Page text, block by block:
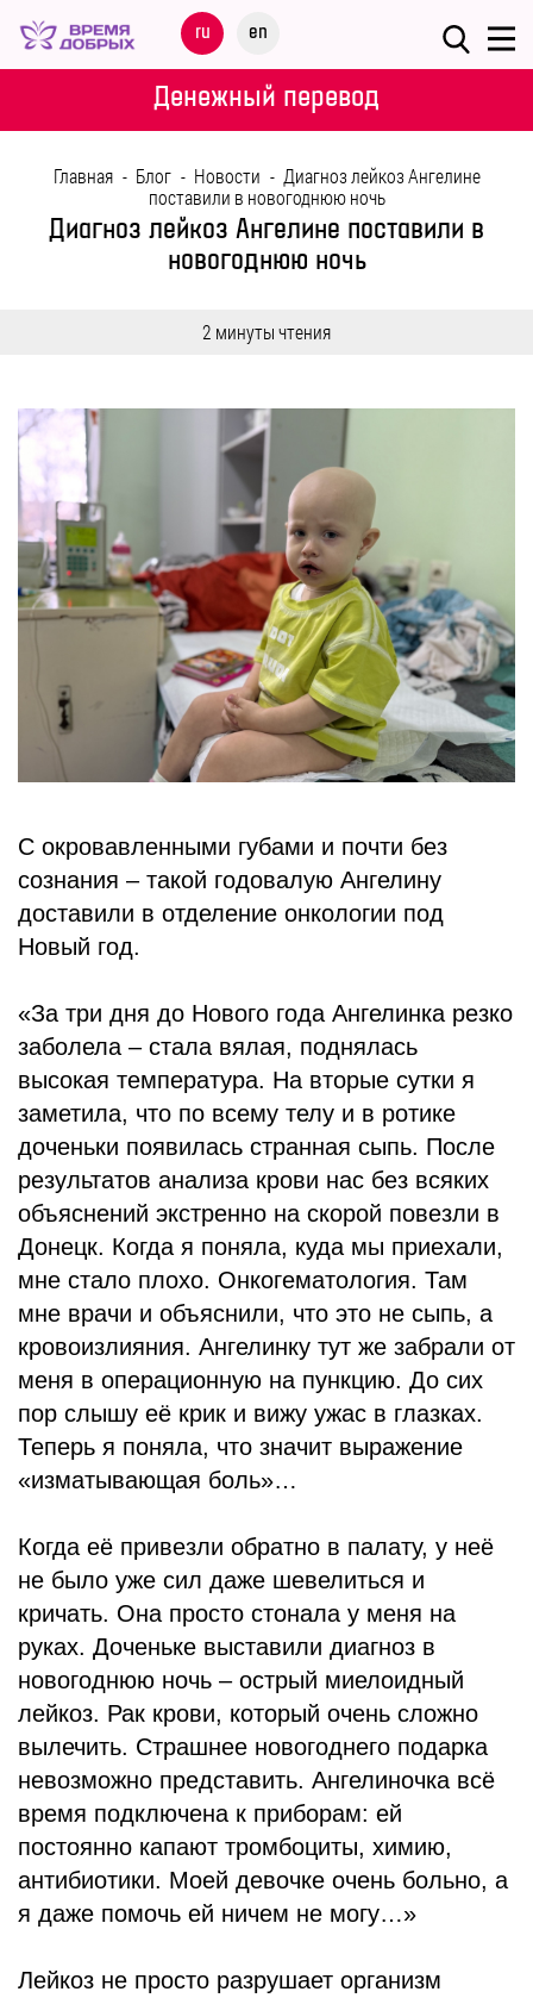
ru en
Меню
НАШИ
ДЕТИ
МЕРОПРИЯТИЯ
ПОМОЩЬ
БЛОГ
Денежный перевод
Главная - Блог - Новости - Диагноз лейкоз Ангелине
поставили в новогоднюю ночь
Диагноз лейкоз Ангелине поставили в
новогоднюю ночь
2 минуты чтения
С окровавленными губами и почти без
сознания – такой годовалую Ангелину
доставили в отделение онкологии под
Новый год.
«За три дня до Нового года Ангелинка резко
заболела – стала вялая, поднялась
высокая температура. На вторые сутки я
заметила, что по всему телу и в ротике
доченьки появилась странная сыпь. После
результатов анализа крови нас без всяких
объяснений экстренно на скорой повезли в
Донецк. Когда я поняла, куда мы приехали,
мне стало плохо. Онкогематология. Там
мне врачи и объяснили, что это не сыпь, а
кровоизлияния. Ангелинку тут же забрали от
меня в операционную на пункцию. До сих
пор слышу её крик и вижу ужас в глазках.
Теперь я поняла, что значит выражение
«изматывающая боль»…
Когда её привезли обратно в палату, у неё
не было уже сил даже шевелиться и
кричать. Она просто стонала у меня на
руках. Доченьке выставили диагноз в
новогоднюю ночь – острый миелоидный
лейкоз. Рак крови, который очень сложно
вылечить. Страшнее новогоднего подарка
невозможно представить. Ангелиночка всё
время подключена к приборам: ей
постоянно капают тромбоциты, химию,
антибиотики. Моей девочке очень больно, а
я даже помочь ей ничем не могу…»
Лейкоз не просто разрушает организм